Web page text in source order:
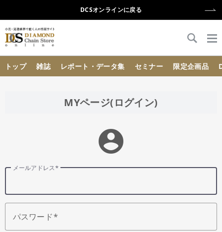
DCSオンラインに戻る
トップ 雑誌 レポート・データ集 セミナー 限定企画品
MYページ(ログイン)
account_circle
メールアドレス
パスワード